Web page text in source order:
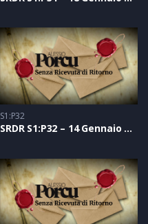
S1:P32
SRDR S1:P32 – 14 Gennaio 2021